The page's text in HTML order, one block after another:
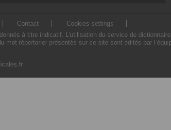
Contact
Cookies settings
à titre indicatif. L'utilisation du service de dictionnaire
répertorier présentés sur ce site sont édités par